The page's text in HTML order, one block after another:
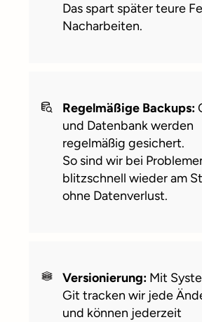
Das spart später teure
Nacharbeiten.
Regelmäßige Backups:
und Datenbank werden
regelmäßig gesichert.
So sind wir bei
blitzschnell wieder am
ohne Datenverlust.
Versionierung: Mit
Git tracken wir jede
und können jederzeit